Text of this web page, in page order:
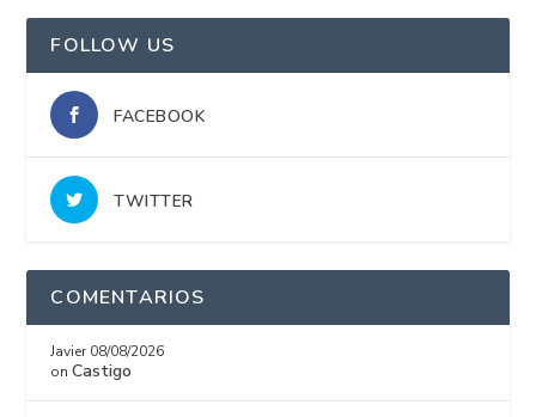
FOLLOW US
FACEBOOK
TWITTER
COMENTARIOS
Javier 08/08/2026
onCastigo